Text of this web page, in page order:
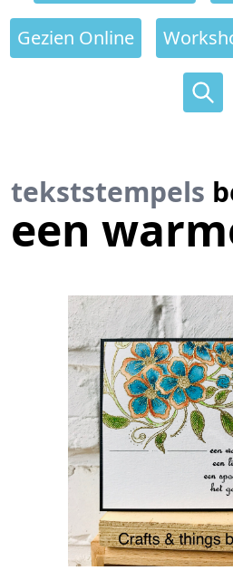
Gezien Online
tekststempels
een